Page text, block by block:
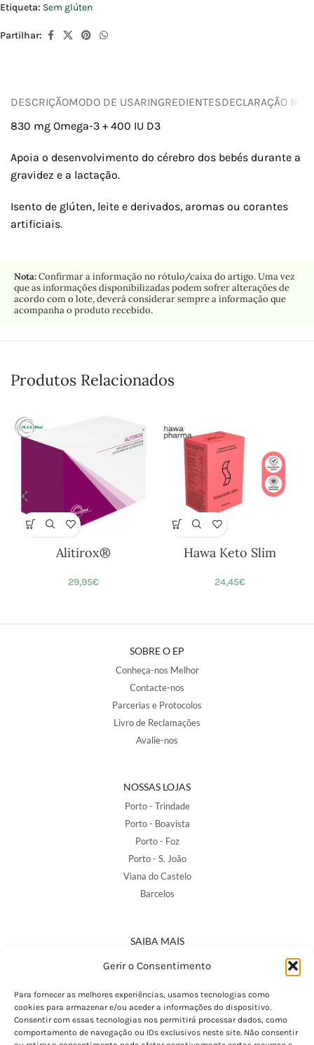
Gerir o Consentimento
Para fornecer as melhores experiências, usamos tecnologias como
cookies para armazenar e/ou aceder a informações do dispositivo.
Consentir com essas tecnologias nos permitirá processar dados, como
comportamento de navegação ou IDs exclusivos neste site. Não consentir
Etiqueta: Sem glúten
Partilhar:
DESCRIÇÃOMODO DE USARINGREDIENTESDECLARAÇÃO
830 mg Omega-3 + 400 IU D3
Apoia o desenvolvimento do cérebro dos bebés durante a
gravidez e a lactação.
Isento de glúten, leite e derivados, aromas ou corantes
artificiais.
Nota:Confirmar a informação no rótulo/caixa do artigo. Uma vez
que as informações disponibilizadas podem sofrer alterações de
acordo com o lote, deverá considerar sempre a informação que
acompanha o produto recebido.
Produtos Relacionados
Alitirox®
29,95€
Hawa Keto Slim
24,45€
SOBRE O EP
Conheça-nos Melhor
Contacte-nos
Parcerias e Protocolos
Livro de Reclamações
Avalie-nos
NOSSAS LOJAS
Porto - Trindade
Porto - Boavista
Porto - Foz
Porto - S. João
Viana do Castelo
Barcelos
SAIBA MAIS
Política de Privacidade
Termos e Condições
Perguntas Frequentes
Custos de Envio